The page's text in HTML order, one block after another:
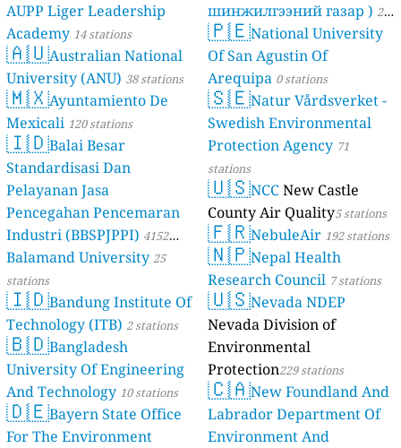
AUPP Liger Leadership
Academy 14 stations
🇦🇺Australian National
University (ANU) 38 stations
🇲🇽Ayuntamiento De
Mexicali 120 stations
🇮🇩Balai Besar
Standardisasi Dan
Pelayanan Jasa
Pencegahan Pencemaran
Industri (BBSPJPPI) 4152
stations
Balamand University25
stations
🇮🇩Bandung Institute Of
Technology (ITB) 2 stations
🇧🇩Bangladesh
University Of Engineering
And Technology 10 stations
🇩🇪Bayern State Office
For The Environment
шинжилгээний газар ) 21
stations
🇵🇪National University
Of San Agustin Of
Arequipa 0 stations
🇸🇪Natur Vårdsverket -
Swedish Environmental
Protection Agency 71
stations
🇺🇸NCCNew Castle
County Air Quality5 stations
🇫🇷NebuleAir 192 stations
🇳🇵Nepal Health
Research Council 7 stations
🇺🇸Nevada NDEP
Nevada Division of
Environmental
Protection229 stations
🇨🇦New Foundland And
Labrador Department Of
Environment And